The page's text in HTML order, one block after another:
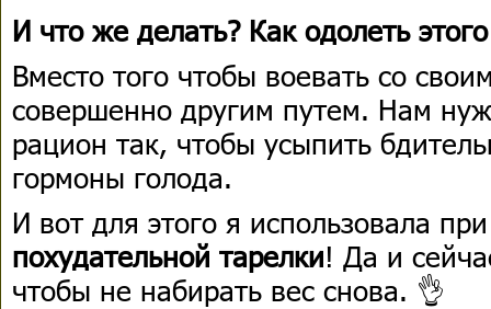
И что же делать? Как одолеть
Вместо того чтобы воевать со
совершенно другим путем. Нам
рацион так, чтобы усыпить
гормоны голода.
И вот для этого я использовала
похудательной тарелки! Да и
чтобы не набирать вес снова. 👌